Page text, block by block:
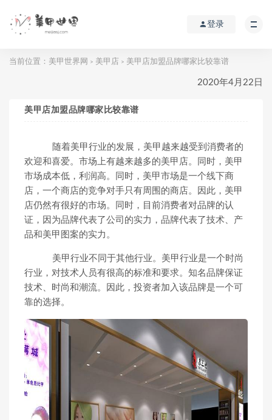
登录
当前位置： 美甲世界网 > 美甲店 > 美甲店加盟品牌哪家比较靠谱
2020年4月22日
美甲店加盟品牌哪家比较靠谱
随着美甲行业的发展，美甲越来越受到消费者的
欢迎和喜爱。市场上有越来越多的美甲店。同时，美甲
市场成本低，利润高。同时，美甲市场是一个线下商
店，一个商店的竞争对手只有周围的商店。因此，美甲
店仍然有很好的市场。同时，目前消费者对品牌的认
证，因为品牌代表了公司的实力，品牌代表了技术、产
品和美甲图案的实力。
美甲行业不同于其他行业。美甲行业是一个时尚
行业，对技术人员有很高的标准和要求。知名品牌保证
技术、时尚和潮流。因此，投资者加入该品牌是一个可
靠的选择。